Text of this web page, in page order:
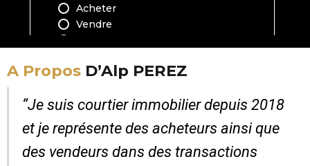
A Propos D’Alp PEREZ
“Je suis courtier immobilier depuis 2018
et je représente des acheteurs ainsi que
des vendeurs dans des transactions